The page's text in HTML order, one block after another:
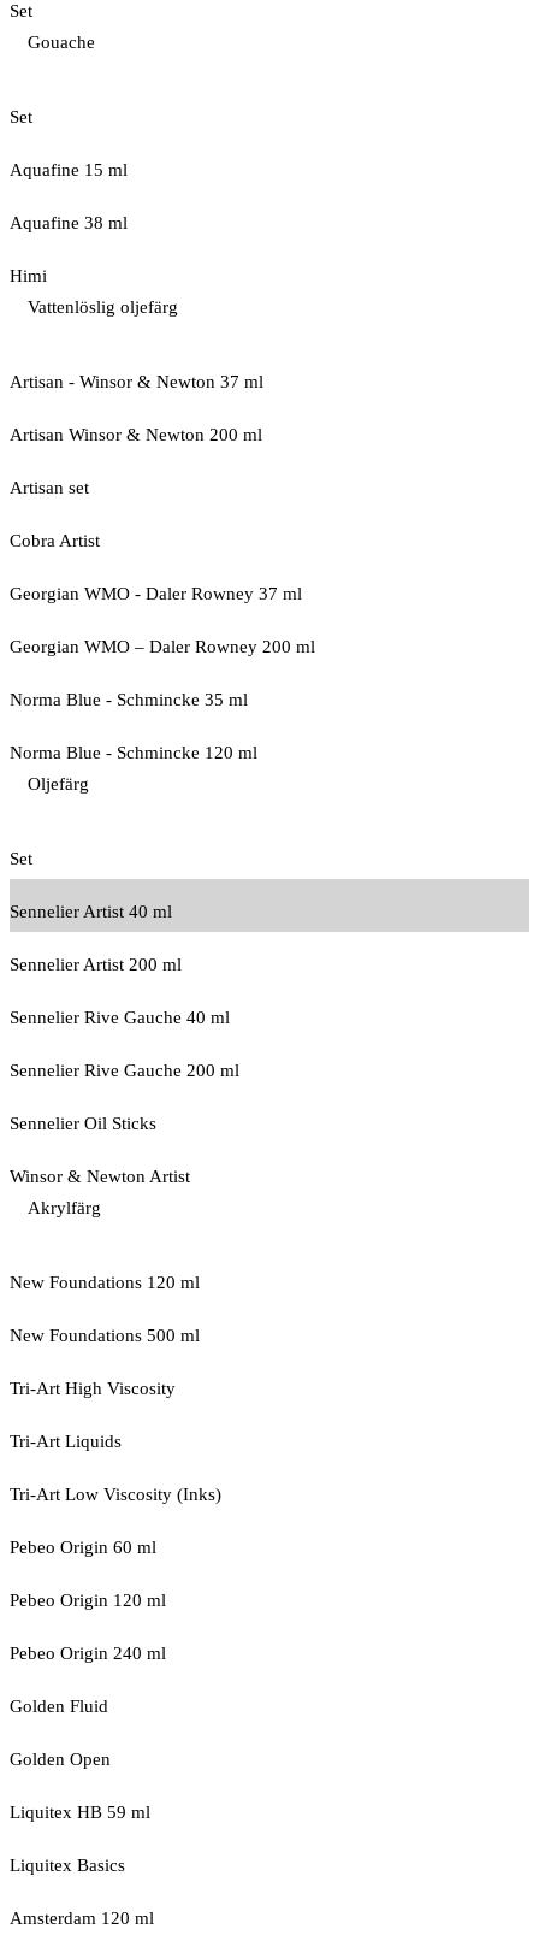
Set
Gouache
Set
Aquafine 15 ml
Aquafine 38 ml
Himi
Vattenlöslig oljefärg
Artisan - Winsor & Newton 37 ml
Artisan Winsor & Newton 200 ml
Artisan set
Cobra Artist
Georgian WMO - Daler Rowney 37 ml
Georgian WMO – Daler Rowney 200 ml
Norma Blue - Schmincke 35 ml
Norma Blue - Schmincke 120 ml
Oljefärg
Set
Sennelier Artist 40 ml
Sennelier Artist 200 ml
Sennelier Rive Gauche 40 ml
Sennelier Rive Gauche 200 ml
Sennelier Oil Sticks
Winsor & Newton Artist
Akrylfärg
New Foundations 120 ml
New Foundations 500 ml
Tri-Art High Viscosity
Tri-Art Liquids
Tri-Art Low Viscosity (Inks)
Pebeo Origin 60 ml
Pebeo Origin 120 ml
Pebeo Origin 240 ml
Golden Fluid
Golden Open
Liquitex HB 59 ml
Liquitex Basics
Amsterdam 120 ml